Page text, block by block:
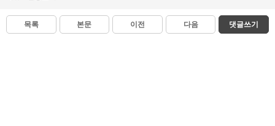
목록 본문 이전 다음 댓글쓰기